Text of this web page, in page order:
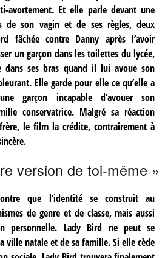
avortement. Et elle parle devant une
de son vagin et de ses règles, deux
fâchée contre Danny après l’avoir
un garçon dans les toilettes du lycée,
ses bras quand il lui avoue son
Elle garde pour elle ce qu’elle a
garçon incapable d’avouer son
conservatrice. Malgré sa réaction
le film la crédite, contrairement à
version de toi-même »
que l’identité se construit au
de genre et de classe, mais aussi
personnelle. Lady Bird ne peut se
ville natale et de sa famille. Si elle cède